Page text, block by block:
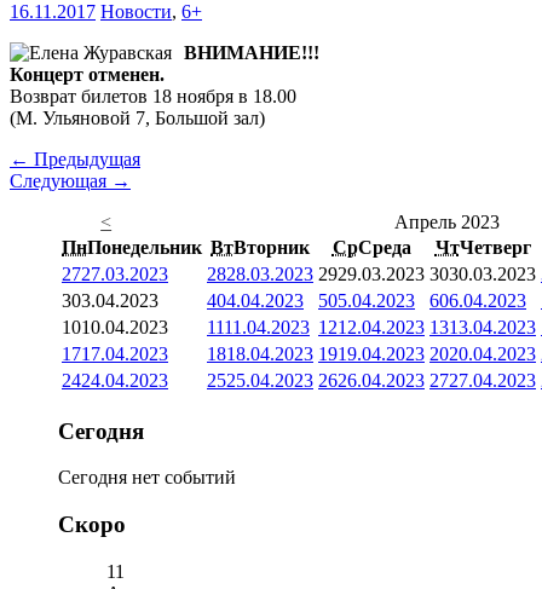
16.11.2017 Новости, 6+
ВНИМАНИЕ!!!
Концерт отменен.
Возврат билетов 18 ноября в 18.00
(М. Ульяновой 7, Большой зал)
← Предыдущая
Следующая →
<
Апрель 2023
ПнПонедельник ВтВторник СрСреда ЧтЧетверг
2727.03.2023 2828.03.2023 2929.03.2023 3030.03.2023
303.04.2023 404.04.2023 505.04.2023 606.04.2023
1010.04.2023 1111.04.2023 1212.04.2023 1313.04.2023
1717.04.2023 1818.04.2023 1919.04.2023 2020.04.2023
2424.04.2023 2525.04.2023 2626.04.2023 2727.04.2023
Сегодня
Сегодня нет событий
Скоро
11